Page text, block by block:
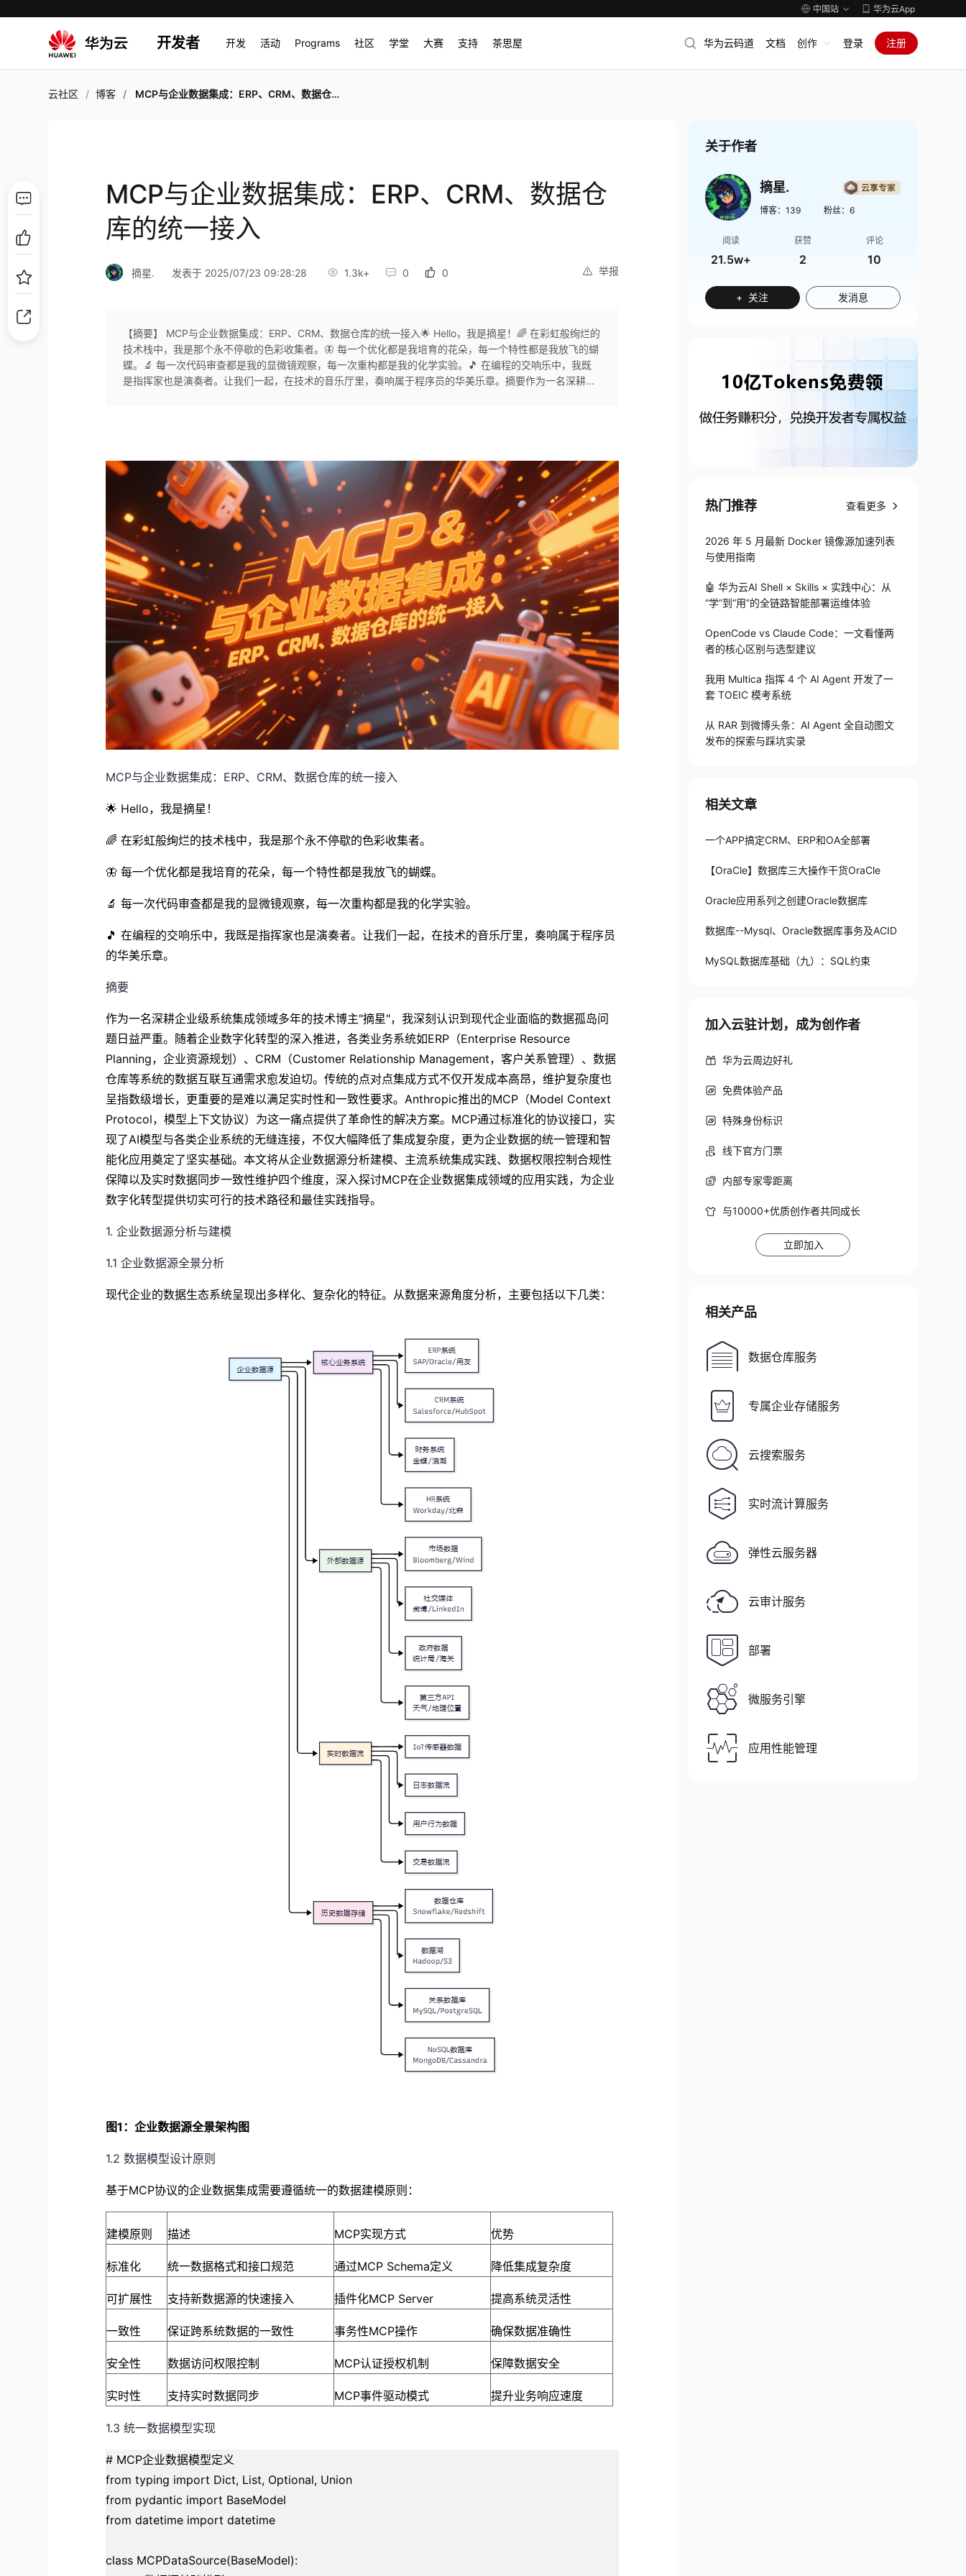
中国站 华为云App
开发者 开发 活动 Programs 社区 学堂 大赛 支持 茶思屋 华为云码道 文档 创作 登录 注册
云社区 博客 MCP与企业数据集成：ERP、CRM、数据仓库的统一接入
MCP与企业数据集成：ERP、CRM、数据仓
库的统一接入
举报
摘星. 发表于 2025/07/23 09:28:28 1.3k+ 0 0
【摘要】 MCP与企业数据集成：ERP、CRM、数据仓库的统一接入🌟 Hello，我是摘星！🌈 在彩虹般绚烂的
技术栈中，我是那个永不停歇的色彩收集者。🦋 每一个优化都是我培育的花朵，每一个特性都是我放飞的蝴
蝶。🔬 每一次代码审查都是我的显微镜观察，每一次重构都是我的化学实验。🎵 在编程的交响乐中，我既
是指挥家也是演奏者。让我们一起，在技术的音乐厅里，奏响属于程序员的华美乐章。摘要作为一名深耕...
MCP与企业数据集成：ERP、CRM、数据仓库的统一接入
🌟 Hello，我是摘星！
🌈 在彩虹般绚烂的技术栈中，我是那个永不停歇的色彩收集者。
🦋 每一个优化都是我培育的花朵，每一个特性都是我放飞的蝴蝶。
🔬 每一次代码审查都是我的显微镜观察，每一次重构都是我的化学实验。
🎵 在编程的交响乐中，我既是指挥家也是演奏者。让我们一起，在技术的音乐厅里，奏响属于程序员
的华美乐章。
摘要
作为一名深耕企业级系统集成领域多年的技术博主"摘星"，我深刻认识到现代企业面临的数据孤岛问
题日益严重。随着企业数字化转型的深入推进，各类业务系统如ERP（Enterprise Resource
Planning，企业资源规划）、CRM（Customer Relationship Management，客户关系管理）、数据
仓库等系统的数据互联互通需求愈发迫切。传统的点对点集成方式不仅开发成本高昂，维护复杂度也
呈指数级增长，更重要的是难以满足实时性和一致性要求。Anthropic推出的MCP（Model Context
Protocol，模型上下文协议）为这一痛点提供了革命性的解决方案。MCP通过标准化的协议接口，实
现了AI模型与各类企业系统的无缝连接，不仅大幅降低了集成复杂度，更为企业数据的统一管理和智
能化应用奠定了坚实基础。本文将从企业数据源分析建模、主流系统集成实践、数据权限控制合规性
保障以及实时数据同步一致性维护四个维度，深入探讨MCP在企业数据集成领域的应用实践，为企业
数字化转型提供切实可行的技术路径和最佳实践指导。
1. 企业数据源分析与建模
1.1 企业数据源全景分析
现代企业的数据生态系统呈现出多样化、复杂化的特征。从数据来源角度分析，主要包括以下几类：
图1：企业数据源全景架构图
1.2 数据模型设计原则
基于MCP协议的企业数据集成需要遵循统一的数据建模原则：
建模原则 描述 MCP实现方式 优势
标准化 统一数据格式和接口规范 通过MCP Schema定义 降低集成复杂度
可扩展性 支持新数据源的快速接入 插件化MCP Server 提高系统灵活性
一致性 保证跨系统数据的一致性 事务性MCP操作 确保数据准确性
安全性 数据访问权限控制 MCP认证授权机制 保障数据安全
实时性 支持实时数据同步 MCP事件驱动模式 提升业务响应速度
1.3 统一数据模型实现
# MCP企业数据模型定义
from typing import Dict, List, Optional, Union
from pydantic import BaseModel
from datetime import datetime
class MCPDataSource(BaseModel):
关于作者
摘星.
博客： 139 粉丝： 6
阅读
21.5w+
获赞
2
评论
10
+ 关注 发消息
热门推荐 查看更多
2026 年 5 月最新 Docker 镜像源加速列表
与使用指南
🤖 华为云AI Shell × Skills × 实践中心：从
“学”到“用”的全链路智能部署运维体验
OpenCode vs Claude Code：一文看懂两
者的核心区别与选型建议
我用 Multica 指挥 4 个 AI Agent 开发了一
套 TOEIC 模考系统
从 RAR 到微博头条：AI Agent 全自动图文
发布的探索与踩坑实录
相关文章
一个APP搞定CRM、ERP和OA全部署
【OraCle】数据库三大操作干货OraCle
Oracle应用系列之创建Oracle数据库
数据库--Mysql、Oracle数据库事务及ACID
MySQL数据库基础（九）：SQL约束
加入云驻计划，成为创作者
华为云周边好礼
免费体验产品
特殊身份标识
线下官方门票
内部专家零距离
与10000+优质创作者共同成长
立即加入
相关产品
数据仓库服务
专属企业存储服务
云搜索服务
实时流计算服务
弹性云服务器
云审计服务
部署
微服务引擎
应用性能管理